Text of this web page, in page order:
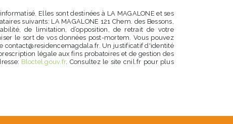
Elles sont destinées à LA MAGALONE et ses
suivants: LA MAGALONE 121 Chem. des Bessons,
de limitation, d’opposition, de retrait de votre
le sort de vos données post-mortem. Vous pouvez
contact@residencemagdala.fr. Un justificatif d'identité
légale aux fins probatoires et de gestion des
Bloctel.gouv.fr. Consultez le site cnil.fr pour plus